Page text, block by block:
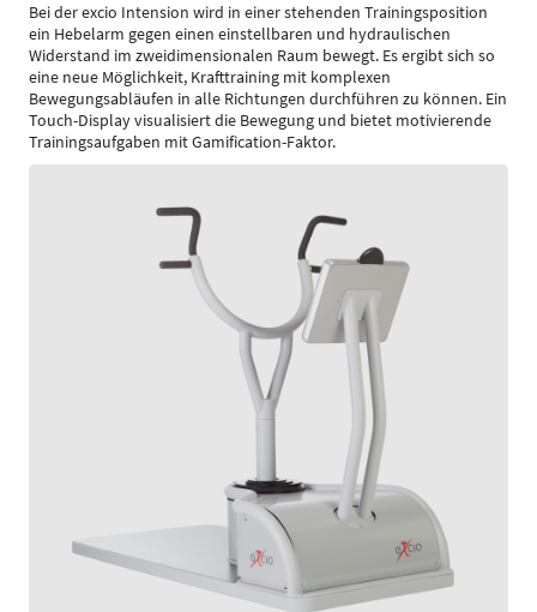
Bei der excio Intension wird in einer stehenden Trainingsposition
ein Hebelarm gegen einen einstellbaren und hydraulischen
Widerstand im zweidimensionalen Raum bewegt. Es ergibt sich so
eine neue Möglichkeit, Krafttraining mit komplexen
Bewegungsabläufen in alle Richtungen durchführen zu können. Ein
Touch-Display visualisiert die Bewegung und bietet motivierende
Trainingsaufgaben mit Gamification-Faktor.